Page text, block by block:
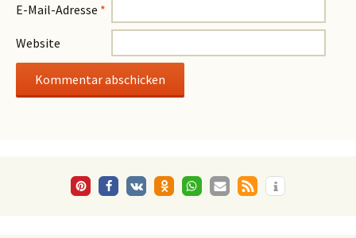
E-Mail-Adresse *
Website